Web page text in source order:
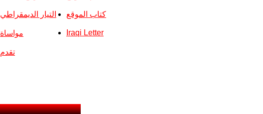
التيار الديمقراطي
مواساة
تقدم
كتاب الموقع
Iraqi Letter